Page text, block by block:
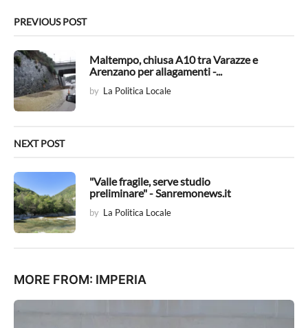
n
t
i
o
n
PREVIOUS POST
Maltempo, chiusa A10 tra Varazze e
Arenzano per allagamenti -...
by La Politica Locale
NEXT POST
"Valle fragile, serve studio
preliminare" - Sanremonews.it
by La Politica Locale
MORE FROM: IMPERIA